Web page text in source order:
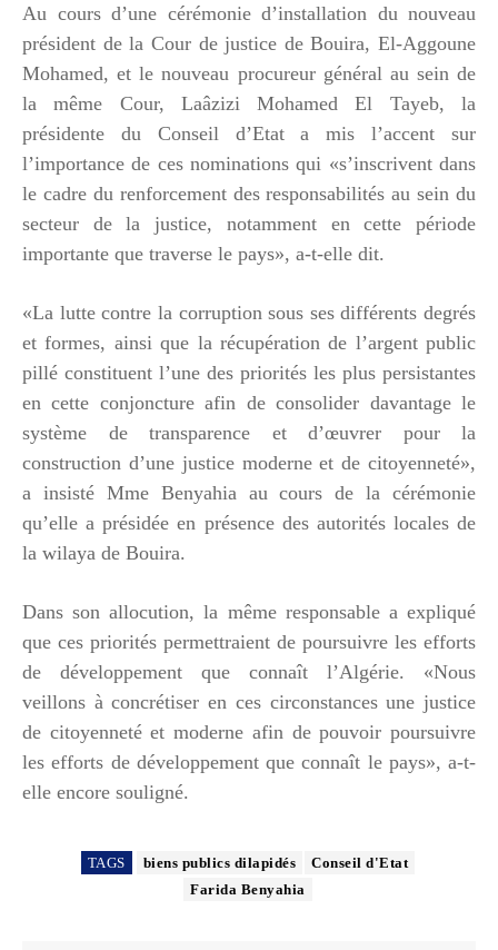
Au cours d’une cérémonie d’installation du nouveau
président de la Cour de justice de Bouira, El-Aggoune
Mohamed, et le nouveau procureur général au sein de
la même Cour, Laâzizi Mohamed El Tayeb, la
présidente du Conseil d’Etat a mis l’accent sur
l’importance de ces nominations qui «s’inscrivent dans
le cadre du renforcement des responsabilités au sein du
secteur de la justice, notamment en cette période
importante que traverse le pays», a-t-elle dit.
«La lutte contre la corruption sous ses différents degrés
et formes, ainsi que la récupération de l’argent public
pillé constituent l’une des priorités les plus persistantes
en cette conjoncture afin de consolider davantage le
système de transparence et d’œuvrer pour la
construction d’une justice moderne et de citoyenneté»,
a insisté Mme Benyahia au cours de la cérémonie
qu’elle a présidée en présence des autorités locales de
la wilaya de Bouira.
Dans son allocution, la même responsable a expliqué
que ces priorités permettraient de poursuivre les efforts
de développement que connaît l’Algérie. «Nous
veillons à concrétiser en ces circonstances une justice
de citoyenneté et moderne afin de pouvoir poursuivre
les efforts de développement que connaît le pays», a-t-
elle encore souligné.
TAGS biens publics dilapidés
Conseil d'Etat
Farida Benyahia